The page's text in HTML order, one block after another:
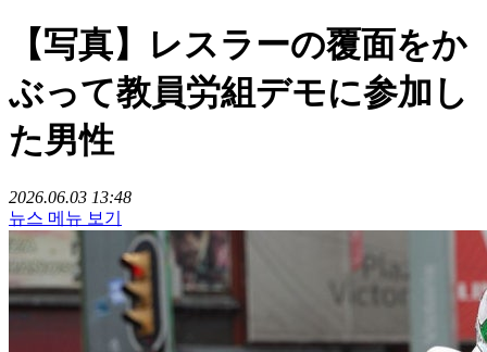
【写真】レスラーの覆面をか
ぶって教員労組デモに参加し
た男性
2026.06.03 13:48
뉴스 메뉴 보기